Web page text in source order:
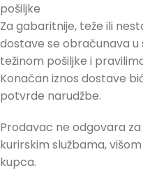
pošiljke
Za gabaritnije, teže ili
dostave se obračunava
težinom pošiljke i
Konačan iznos dostave
potvrde narudžbe.
Prodavac ne odgovara
kurirskim službama,
kupca.